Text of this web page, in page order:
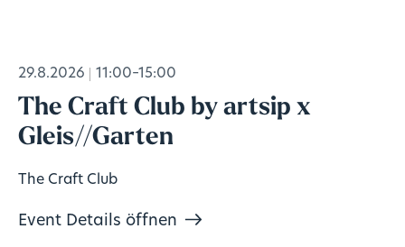
29.8.2026 11:00–15:00
The Craft Club by artsip x
Gleis//Garten
The Craft Club
Event Details öffnen